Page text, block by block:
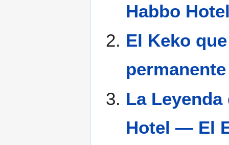
Habbo
El Keko
La
Hotel — El